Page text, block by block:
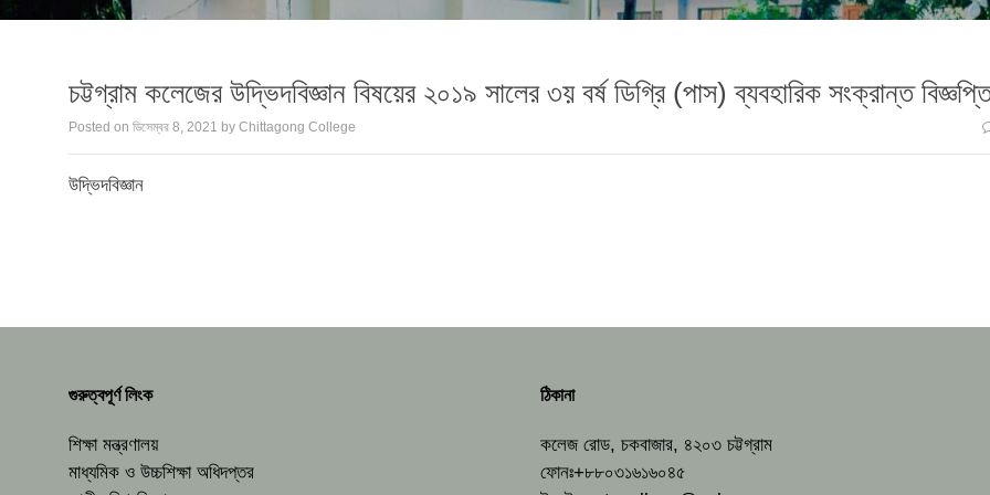
চট্টগ্রাম কলেজের উদ্ভিদবিজ্ঞান বিষয়ের ২০১৯ সালের ৩য় বর্ষ ডিগ্রি (পাস) ব্যবহারিক সংক্রান্ত
Posted on ডিসেম্বর 8, 2021 by Chittagong College
উদ্ভিদবিজ্ঞান
গুরুত্বপূর্ণ লিংক
শিক্ষা মন্ত্রণালয়
মাধ্যমিক ও উচ্চশিক্ষা অধিদপ্তর
ঠিকানা
কলেজ রোড, চকবাজার, ৪২০৩ চট্টগ্রাম
ফোনঃ+৮৮০৩১৬১৬০৪৫